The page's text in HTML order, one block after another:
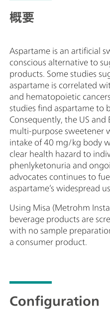
概要
Aspartame is an artificial
conscious alternative to
products. Some studies
aspartame is correlated
and hematopoietic
studies find aspartame to
Consequently, the US and
multi-purpose sweetener
intake of 40 mg/kg body
clear health hazard to
phenlyketonuria and
advocates continues to
aspartame’s widespread
Using Misa (Metrohm
beverage products are
with no sample
a consumer product.
Configuration